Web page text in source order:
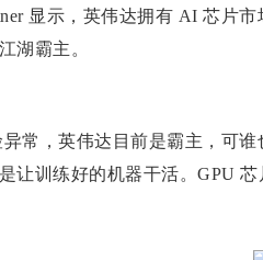
显示，英伟达拥有 AI 芯片
湖霸主。
，英伟达目前是霸主，可谁
让训练好的机器干活。GPU